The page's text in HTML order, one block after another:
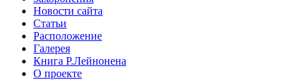
Новости сайта
Статьи
Расположение
Галерея
Книга Р.Лейнонена
О проекте